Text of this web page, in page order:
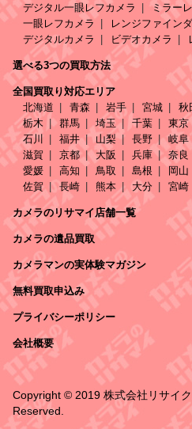
デジタル一眼レフカメラ
ミラー
一眼レフカメラ
レンジファイン
デジタルカメラ
ビデオカメラ
選べる3つの買取方法
全国買取り対応エリア
北海道
青森 岩手 宮城 秋
栃木
群馬 埼玉 千葉 東京
石川
福井 山梨 長野 岐阜
滋賀
京都 大阪 兵庫 奈良
愛媛
高知 鳥取 島根 岡山
佐賀
長崎 熊本 大分 宮崎
カメラのリサマイ店舗一覧
カメラの遺品買取
カメラマンの実体験マガジン
無料買取申込み
プライバシーポリシー
会社概要
Copyright © 2019 株式会社リサイ
Reserved.